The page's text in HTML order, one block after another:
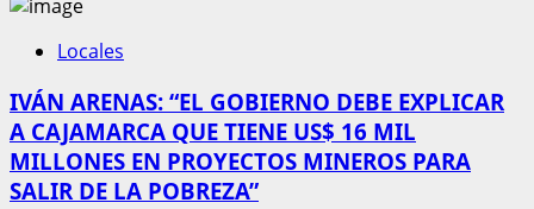
Locales
IVÁN ARENAS: “EL GOBIERNO DEBE EXPLICAR
A CAJAMARCA QUE TIENE US$ 16 MIL
MILLONES EN PROYECTOS MINEROS PARA
SALIR DE LA POBREZA”